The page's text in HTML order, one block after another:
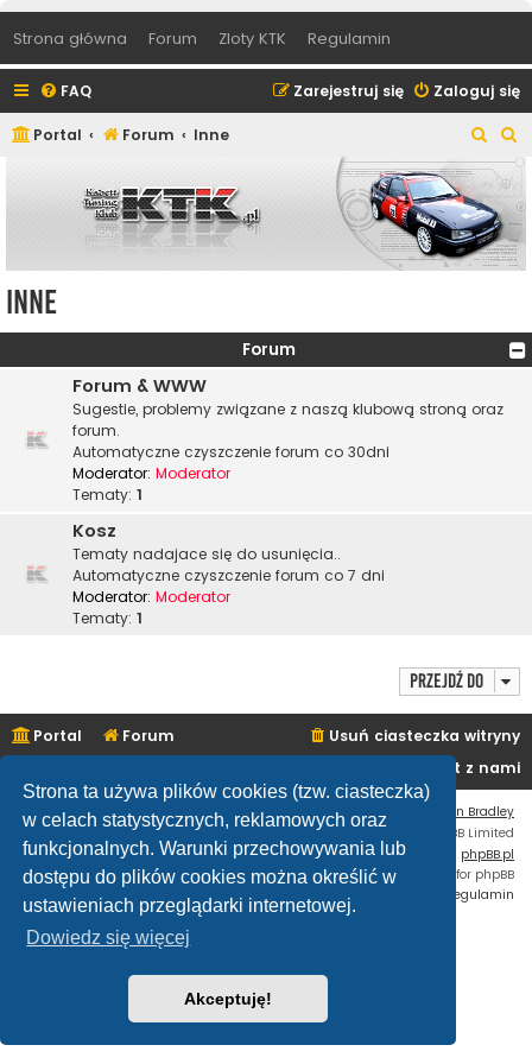
Strona ta używa plików cookies (tzw. ciasteczka)
w celach statystycznych, reklamowych oraz
funkcjonalnych. Warunki przechowywania lub
dostępu do plików cookies można określić w
ustawieniach przeglądarki internetowej.
Dowiedz się więcej
Akceptuję!
Strona główna Forum Zloty KTK Regulamin
FAQ Zaloguj się
Zarejestruj się
Portal Forum Inne
z
u
k
z
u
k
a
Inne
Forum
Forum & WWW
Sugestie, problemy związane z naszą klubową stroną oraz
forum.
Automatyczne czyszczenie forum co 30dni
Moderator: Moderator
Tematy: 1
Kosz
Tematy nadajace się do usunięcia..
Automatyczne czyszczenie forum co 7 dni
Moderator: Moderator
Tematy: 1
Przejdź do
Portal Forum
Usuń ciasteczka witryny
Kontakt z nami
Ian Bradley
Technologię dostarcza
® Forum Software © phpBB Limited
Polski pakiet językowy dostarcza phpBB.pl
Custom Codeextension for phpBB
Zasady ochrony danych osobowych
Regulamin